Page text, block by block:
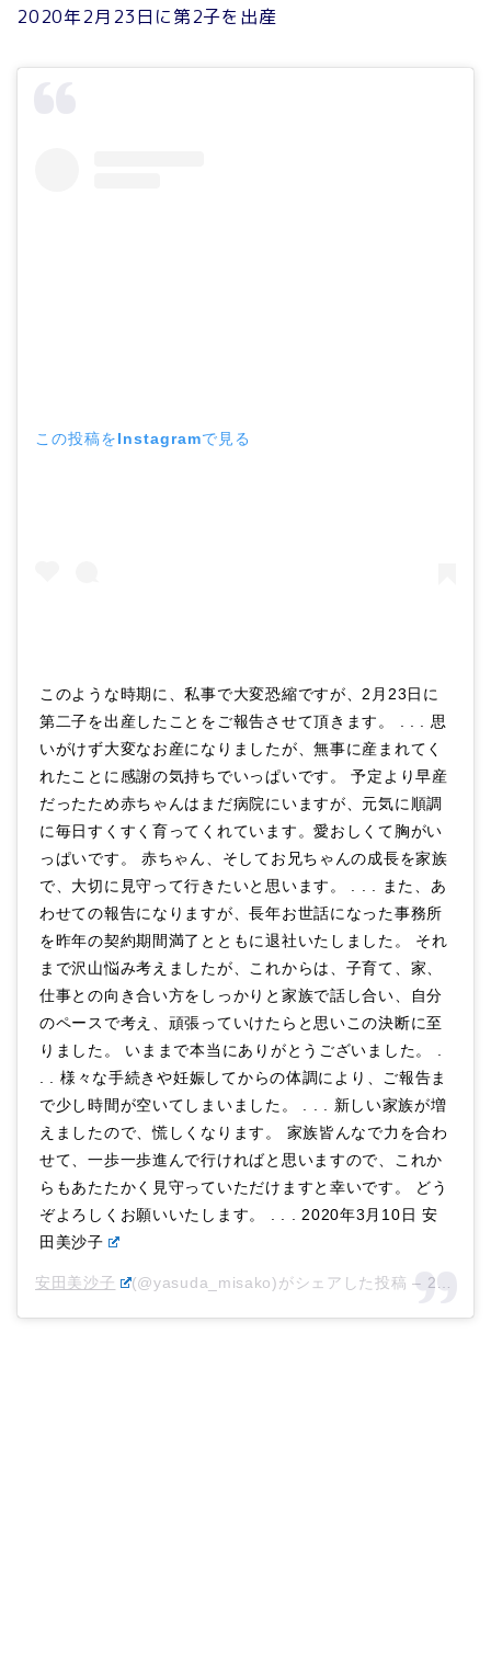
2020年2月23日に第2子を出産
この投稿をInstagramで見る
このような時期に、私事で大変恐縮ですが、2月23日に
第二子を出産したことをご報告させて頂きます。 . . . 思
いがけず大変なお産になりましたが、無事に産まれてく
れたことに感謝の気持ちでいっぱいです。 予定より早産
だったため赤ちゃんはまだ病院にいますが、元気に順調
に毎日すくすく育ってくれています。愛おしくて胸がい
っぱいです。 赤ちゃん、そしてお兄ちゃんの成長を家族
で、大切に見守って行きたいと思います。 . . . また、あ
わせての報告になりますが、長年お世話になった事務所
を昨年の契約期間満了とともに退社いたしました。 それ
まで沢山悩み考えましたが、これからは、子育て、家、
仕事との向き合い方をしっかりと家族で話し合い、自分
のペースで考え、頑張っていけたらと思いこの決断に至
りました。 いままで本当にありがとうございました。 .
. . 様々な手続きや妊娠してからの体調により、ご報告ま
で少し時間が空いてしまいました。 . . . 新しい家族が増
えましたので、慌しくなります。 家族皆んなで力を合わ
せて、一歩一歩進んで行ければと思いますので、これか
らもあたたかく見守っていただけますと幸いです。 どう
ぞよろしくお願いいたします。 . . . 2020年3月10日 安
田美沙子
安田美沙子 (@yasuda_misako)がシェアした投稿 – 2020年 3月月9日午後11時00分PDT